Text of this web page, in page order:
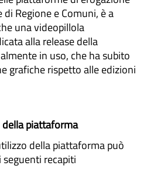
Regione e Comuni, è a
una videopillola
alla release della
in uso, che ha subito
grafiche rispetto alle edizioni
piattaforma
della piattaforma può
seguenti recapiti